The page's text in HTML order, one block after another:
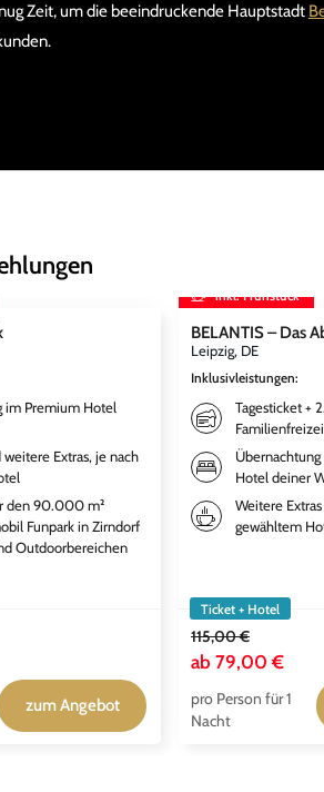
Zeit, um die beeindruckende Hauptstadt
im Premium Hotel
weitere Extras, je nach
den 90.000 m²
Funpark in Zirndorf
Outdoorbereichen
zum Angebot
inkl. Frühstück
BELANTIS – Das
Leipzig, DE
Inklusivleistungen:
Tagesticket +
Hotel deiner
Weitere
gewähltem
Ticket + Hotel
115,00 €
ab 79,00 €
pro Person für 1
Nacht